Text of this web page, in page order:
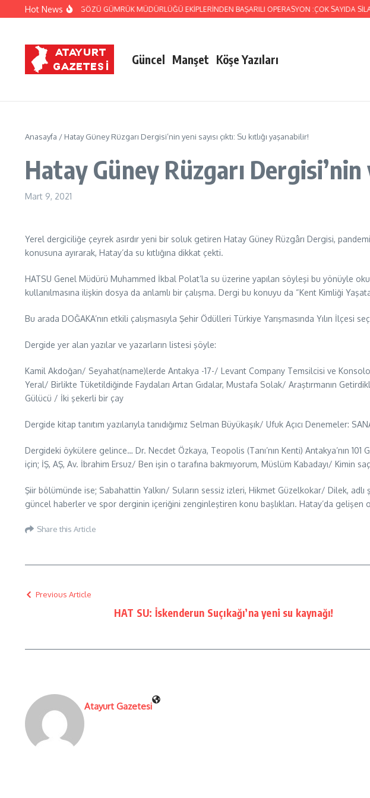
İçeriğe atlaHot News
JANDARMA VE CİLVEGÖZÜ GÜMRÜK MÜDÜRLÜĞÜ EKİPLERİNDEN BAŞARILI OPERASYON :ÇOK SAYIDA
Güncel Manşet Köşe Yazıları
Anasayfa / Hatay Güney Rüzgarı Dergisi’nin yeni sayısı çıktı: Su kıtlığı yaşanabilir!
Hatay Güney Rüzgarı Dergisi’nin
Mart 9, 2021
Yerel dergiciliğe çeyrek asırdır yeni bir soluk getiren Hatay Güney Rüzgârı Dergisi,
konusuna ayırarak, Hatay’da su kıtlığına dikkat çekti.
HATSU Genel Müdürü Muhammed İkbal Polat’la su üzerine yapılan söyleşi bu yönüyle
kullanılmasına ilişkin dosya da anlamlı bir çalışma. Dergi bu konuyu da “Kent Kimliği
Bu arada DOĞAKA’nın etkili çalışmasıyla Şehir Ödülleri Türkiye Yarışmasında Yılın İlçesi
Dergide yer alan yazılar ve yazarların listesi şöyle:
Kamil Akdoğan/ Seyahat(name)lerde Antakya -17-/ Levant Company Temsilcisi ve
Yeral/ Birlikte Tüketildiğinde Faydaları Artan Gıdalar, Mustafa Solak/ Araştırmanın
Gülücü / İki şekerli bir çay
Dergide kitap tanıtım yazılarıyla tanıdığımız Selman Büyükaşık/ Ufuk Açıcı Denemeler:
Dergideki öykülere gelince… Dr. Necdet Özkaya, Teopolis (Tanı’nın Kenti) Antakya’nın
için; İŞ, AŞ, Av. İbrahim Ersuz/ Ben işin o tarafına bakmıyorum, Müslüm Kabadayı/ Kimin
Şiir bölümünde ise; Sabahattin Yalkın/ Suların sessiz izleri, Hikmet Güzelkokar/ Dilek,
güncel haberler ve spor derginin içeriğini zenginleştiren konu başlıkları. Hatay’da
Share this Article
Previous Article
HAT SU: İskenderun Suçıkağı’na yeni su kaynağı!
Atayurt Gazetesi